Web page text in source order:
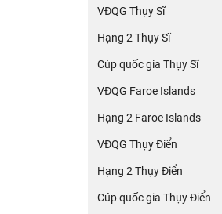
VĐQG Thụy Sĩ
Hạng 2 Thụy Sĩ
Cúp quốc gia Thụy Sĩ
VĐQG Faroe Islands
Hạng 2 Faroe Islands
VĐQG Thụy Điển
Hạng 2 Thụy Điển
Cúp quốc gia Thụy Điển